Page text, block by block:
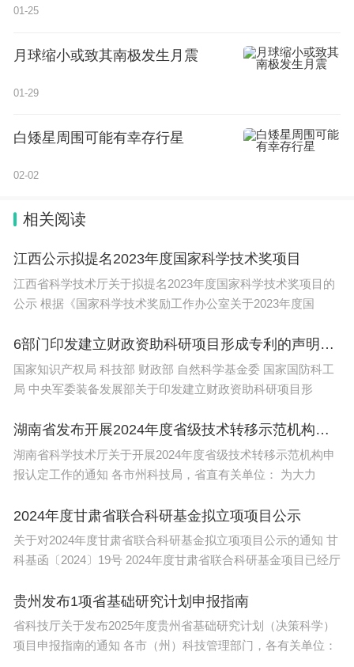
01-25
月球缩小或致其南极发生月震
01-29
白矮星周围可能有幸存行星
02-02
相关阅读
江西公示拟提名2023年度国家科学技术奖项目
江西省科学技术厅关于拟提名2023年度国家科学技术奖项目的
公示 根据《国家科学技术奖励工作办公室关于2023年度国
6部门印发建立财政资助科研项目形成专利的声明制度实施方案
国家知识产权局 科技部 财政部 自然科学基金委 国家国防科工
局 中央军委装备发展部关于印发建立财政资助科研项目形
湖南省发布开展2024年度省级技术转移示范机构申报认定工作通知
湖南省科学技术厅关于开展2024年度省级技术转移示范机构申
报认定工作的通知 各市州科技局，省直有关单位： 为大力
2024年度甘肃省联合科研基金拟立项项目公示
关于对2024年度甘肃省联合科研基金拟立项项目公示的通知 甘
科基函〔2024〕19号 2024年度甘肃省联合科研基金项目已经厅
贵州发布1项省基础研究计划申报指南
省科技厅关于发布2025年度贵州省基础研究计划（决策科学）
项目申报指南的通知 各市（州）科技管理部门，各有关单位：